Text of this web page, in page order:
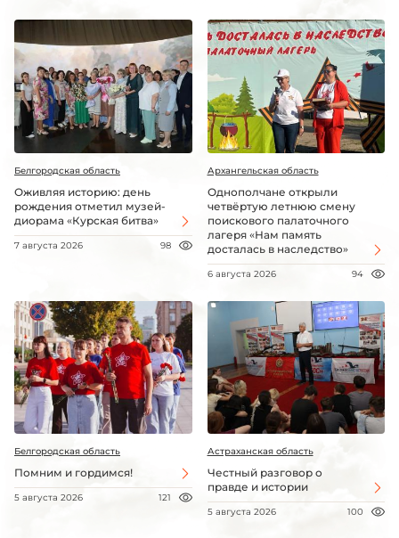
Белгородская область
Оживляя историю: день
рождения отметил музей-
диорама «Курская битва»
7 августа 2026 98
Архангельская область
Однополчане открыли
четвёртую летнюю смену
поискового палаточного
лагеря «Нам память
досталась в наследство»
6 августа 2026 94
Белгородская область
Помним и гордимся!
5 августа 2026 121
Астраханская область
Честный разговор о
правде и истории
5 августа 2026 100